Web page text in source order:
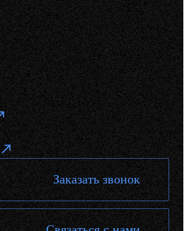
Заказать звонок